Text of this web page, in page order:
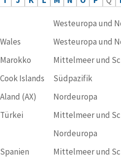
Westeuropa und
Wales
Westeuropa und
Marokko
Mittelmeer und
Cook Islands
Südpazifik
Aland (AX)
Nordeuropa
Türkei
Mittelmeer und
Nordeuropa
Spanien
Mittelmeer und